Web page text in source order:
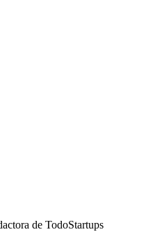
de TodoStartups